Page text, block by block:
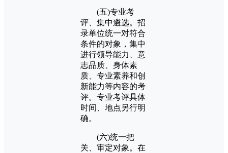
(五)专业考
评、集中遴选。招
录单位统一对符合
条件的对象，集中
进行领导能力、意
志品质、身体素
质、专业素养和创
新能力等内容的考
评。专业考评具体
时间、地点另行明
确。
(六)统一把
关、审定对象。在